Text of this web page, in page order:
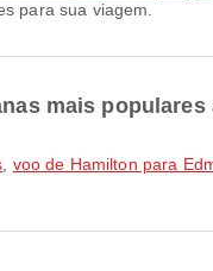
para sua viagem.
mais
voo de Hamilton para